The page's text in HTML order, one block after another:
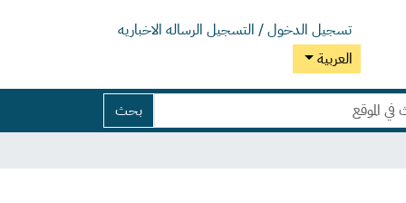
تسجيل الدخول / التسجيل الرساله الاخباريه
العربية
بحث